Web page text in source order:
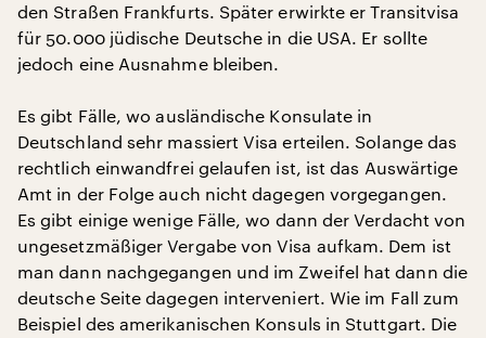
den Straßen Frankfurts. Später erwirkte er Transitvisa
für 50.000 jüdische Deutsche in die USA. Er sollte
jedoch eine Ausnahme bleiben.
Es gibt Fälle, wo ausländische Konsulate in
Deutschland sehr massiert Visa erteilen. Solange das
rechtlich einwandfrei gelaufen ist, ist das Auswärtige
Amt in der Folge auch nicht dagegen vorgegangen.
Es gibt einige wenige Fälle, wo dann der Verdacht von
ungesetzmäßiger Vergabe von Visa aufkam. Dem ist
man dann nachgegangen und im Zweifel hat dann die
deutsche Seite dagegen interveniert. Wie im Fall zum
Beispiel des amerikanischen Konsuls in Stuttgart. Die